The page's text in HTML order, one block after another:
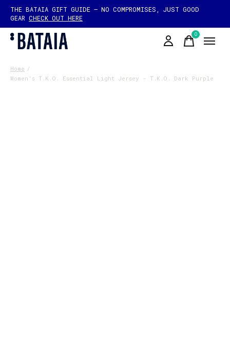
THE BATAIA GIFT GUIDE — NO COMPROMISES, JUST GOOD
GEAR CHECK OUT HERE
0items
Home /
Women's T.K.O. Essential Light Jersey - T.K.O. Dark Purple